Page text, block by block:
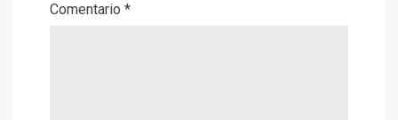
Comentario *